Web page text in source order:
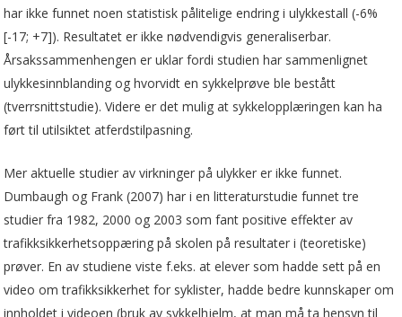
har ikke funnet noen statistisk pålitelige endring i ulykkestall (-6%
[-17; +7]). Resultatet er ikke nødvendigvis generaliserbar.
Årsakssammenhengen er uklar fordi studien har sammenlignet
ulykkesinnblanding og hvorvidt en sykkelprøve ble bestått
(tverrsnittstudie). Videre er det mulig at sykkelopplæringen kan ha
ført til utilsiktet atferdstilpasning.
Mer aktuelle studier av virkninger på ulykker er ikke funnet.
Dumbaugh og Frank (2007) har i en litteraturstudie funnet tre
studier fra 1982, 2000 og 2003 som fant positive effekter av
trafikksikkerhetsoppæring på skolen på resultater i (teoretiske)
prøver. En av studiene viste f.eks. at elever som hadde sett på en
video om trafikksikkerhet for syklister, hadde bedre kunnskaper om
innholdet i videoen (bruk av sykkelhjelm, at man må ta hensyn til